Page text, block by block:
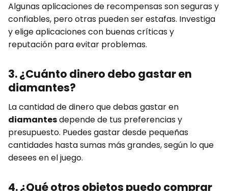
Algunas aplicaciones de recompensas son seguras y
confiables, pero otras pueden ser estafas. Investiga
y elige aplicaciones con buenas críticas y
reputación para evitar problemas.
3. ¿Cuánto dinero debo gastar en
diamantes?
La cantidad de dinero que debas gastar en
diamantesdepende de tus preferencias y
presupuesto. Puedes gastar desde pequeñas
cantidades hasta sumas más grandes, según lo que
desees en el juego.
4. ¿Qué otros objetos puedo comprar